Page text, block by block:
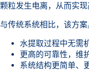
颗粒发生电离，从而实现
与传统系统相比，该方案
水提取过程中无需
更高的可靠性，维
系统结构更简单、